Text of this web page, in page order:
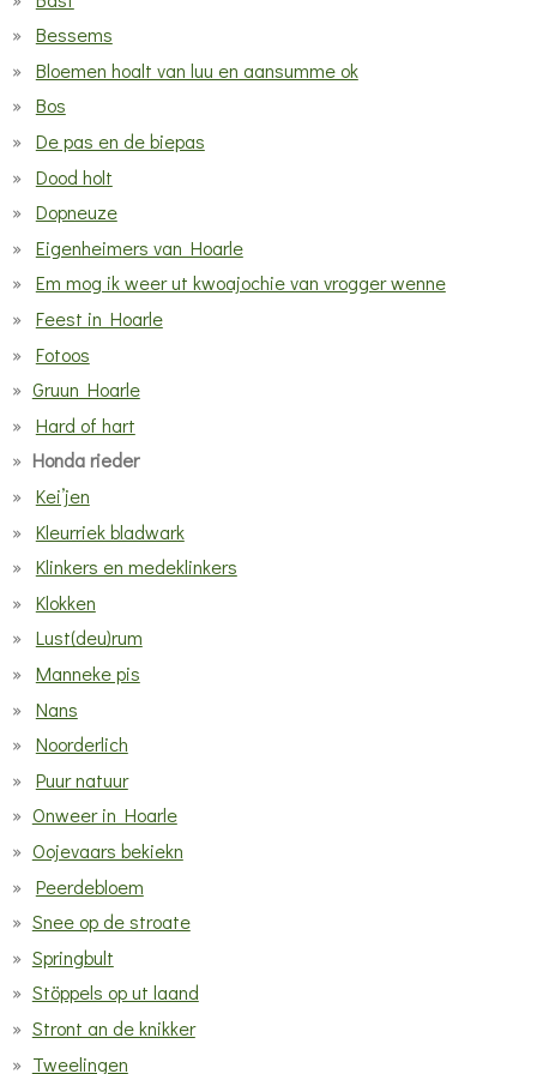
Bessems
Bloemen hoalt van luu en aansumme ok
Bos
De pas en de biepas
Dood holt
Dopneuze
Eigenheimers van Hoarle
Em mog ik weer ut kwoajochie van vrogger wenne
Feest in Hoarle
Fotoos
Gruun Hoarle
Hard of hart
Honda rieder
Kei’jen
Kleurriek bladwark
Klinkers en medeklinkers
Klokken
Lust(deu)rum
Manneke pis
Nans
Noorderlich
Puur natuur
Onweer in Hoarle
Oojevaars bekiekn
Peerdebloem
Snee op de stroate
Springbult
Stöppels op ut laand
Stront an de knikker
Tweelingen